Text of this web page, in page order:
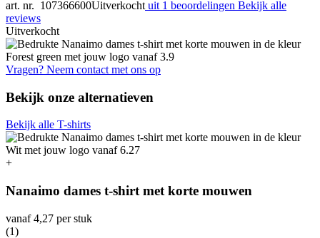
art. nr. 107366600Uitverkocht uit 1 beoordelingen Bekijk alle
reviews
Uitverkocht
Vragen? Neem contact met ons op
Bekijk onze alternatieven
Bekijk alle T-shirts
+
Nanaimo dames t-shirt met korte mouwen
vanaf4,27 per stuk
(1)